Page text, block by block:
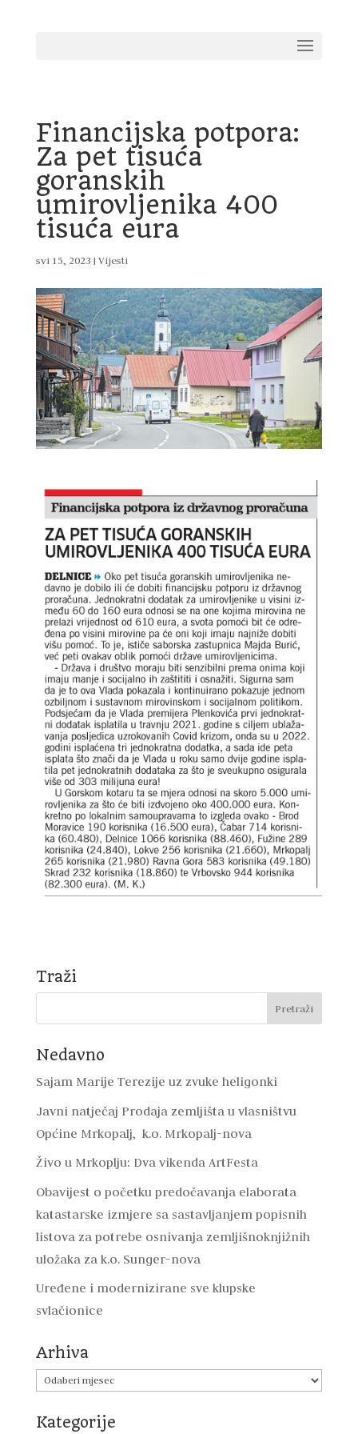
Financijska potpora:
Za pet tisuća
goranskih
umirovljenika 400
tisuća eura
svi 15, 2023 | Vijesti
Traži
Nedavno
Sajam Marije Terezije uz zvuke heligonki
Javni natječaj Prodaja zemljišta u vlasništvu
Općine Mrkopalj, k.o. Mrkopalj-nova
Živo u Mrkoplju: Dva vikenda ArtFesta
Obavijest o početku predočavanja elaborata
katastarske izmjere sa sastavljanjem popisnih
listova za potrebe osnivanja zemljišnoknjižnih
uložaka za k.o. Sunger-nova
Uređene i modernizirane sve klupske
svlačionice
Arhiva
Arhiva
Kategorije